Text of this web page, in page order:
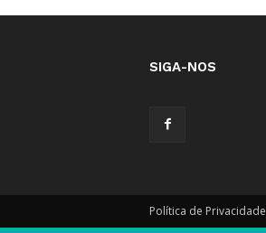
SIGA-NOS
Política de Privacidade